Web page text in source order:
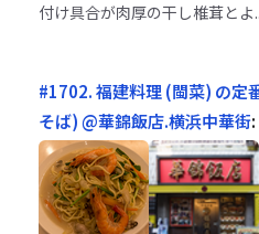
付け具合が肉厚の干し椎茸とよ
#1702. 福建料理 (閩菜) の定
そば) @華錦飯店.横浜中華街: